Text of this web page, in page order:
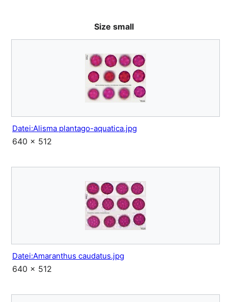
Size small
Datei:Alisma plantago-aquatica.jpg
640 × 512
Datei:Amaranthus caudatus.jpg
640 × 512